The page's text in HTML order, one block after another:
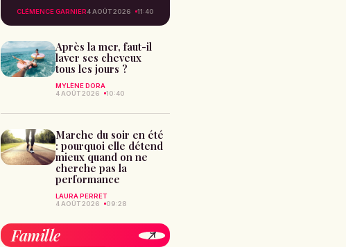
CLÉMENCE GARNIER4 AOÛT 2026 11:40
Après la mer, faut-il
laver ses cheveux
tous les jours ?
MYLÈNE DORA
4 AOÛT 2026
10:40
Marche du soir en été
: pourquoi elle détend
mieux quand on ne
cherche pas la
performance
LAURA PERRET
4 AOÛT 2026
09:28
Famille